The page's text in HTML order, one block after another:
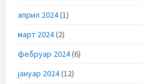
април 2024(1)
март 2024(2)
фебруар 2024(6)
јануар 2024(12)